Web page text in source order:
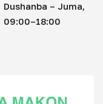
Dushanba – Juma,
09:00–18:00